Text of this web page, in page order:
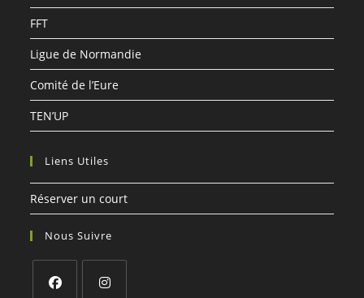
FFT
Ligue de Normandie
Comité de l’Eure
TEN’UP
Liens Utiles
Réserver un court
Nous Suivre